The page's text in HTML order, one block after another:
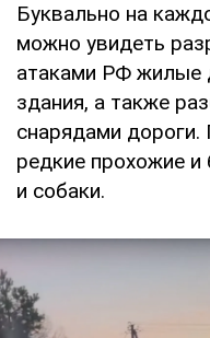
Буквально на
можно увидеть
атаками РФ жилые
здания, а также
снарядами дороги.
редкие прохожие
и собаки.